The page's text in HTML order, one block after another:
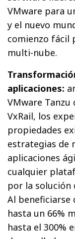
VMware para
y el nuevo
comienzo fácil
multi-nube.
aplicaciones:
VMware Tanzu
VxRail, los
propiedades
estrategias de
aplicaciones
cualquier
por la solución
Al beneficiarse
hasta un 66%
hasta el 300%